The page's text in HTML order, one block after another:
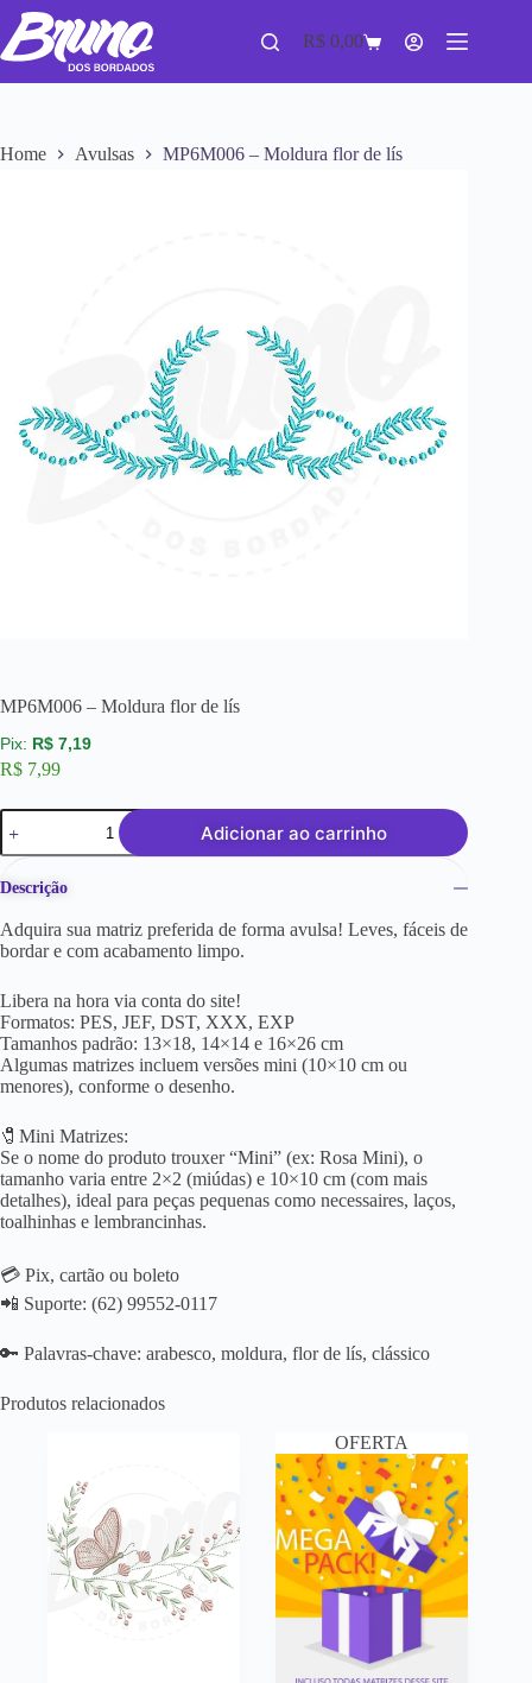
R$ 0,00
Home Avulsas MP6M006 – Moldura flor de lís
MP6M006 – Moldura flor de lís
R$ 7,19
R$ 7,99
Adicionar ao carrinho
Descrição
Adquira sua matriz preferida de forma avulsa! Leves, fáceis de
bordar e com acabamento limpo.
Libera na hora via conta do site!
Formatos: PES, JEF, DST, XXX, EXP
Tamanhos padrão: 13×18, 14×14 e 16×26 cm
Algumas matrizes incluem versões mini (10×10 cm ou
menores), conforme o desenho.
🧷Mini Matrizes:
Se o nome do produto trouxer “Mini” (ex: Rosa Mini), o
tamanho varia entre 2×2 (miúdas) e 10×10 cm (com mais
detalhes), ideal para peças pequenas como necessaires, laços,
toalhinhas e lembrancinhas.
💳 Pix, cartão ou boleto
📲 Suporte: (62) 99552-0117
🔑 Palavras-chave: arabesco, moldura, flor de lís, clássico
Produtos relacionados
OFERTA